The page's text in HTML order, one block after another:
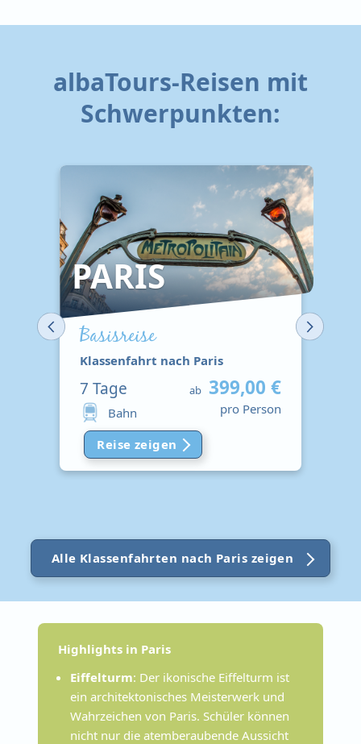
albaTours-Reisen mit
Schwerpunkten:
PARIS
Basisreise
Klassenfahrt nach Paris
7 Tage
Bahn
ab 399,00 €
pro Person
Reise zeigen
Alle Klassenfahrten nach Paris zeigen
Highlights in Paris
Eiffelturm: Der ikonische Eiffelturm ist
ein architektonisches Meisterwerk und
Wahrzeichen von Paris. Schüler können
nicht nur die atemberaubende Aussicht